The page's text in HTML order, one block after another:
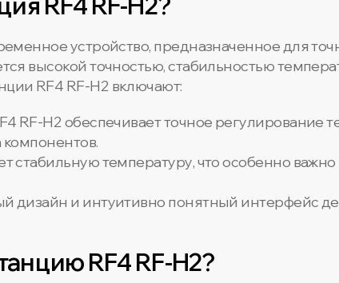
устройство, предназначенное для
высокой точностью, стабильностью
RF4 RF-H2 включают:
RF-H2 обеспечивает точное регулирование
компонентов.
стабильную температуру, что особенно
дизайн и интуитивно понятный интерфейс
RF4 RF-H2?